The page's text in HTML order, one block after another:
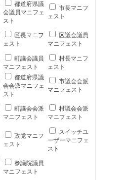
都道府県議
会議員マニフェ
スト
市長マニフ
ェスト
区長マニフ
ェスト
区議会議員
マニフェスト
町議会議員
マニフェスト
村長マニフ
ェスト
都道府県議
会会派マニフェ
スト
市議会会派
マニフェスト
町議会会派
マニフェスト
村議会会派
マニフェスト
政党マニフ
ェスト
スイッチユ
ーザーマニフェ
スト
参議院議員
マニフェスト